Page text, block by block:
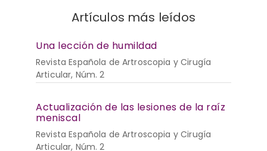
Artículos más leídos
Una lección de humildad
Revista Española de Artroscopia y Cirugía
Articular, Núm. 2
Actualización de las lesiones de la raíz
meniscal
Revista Española de Artroscopia y Cirugía
Articular, Núm. 2